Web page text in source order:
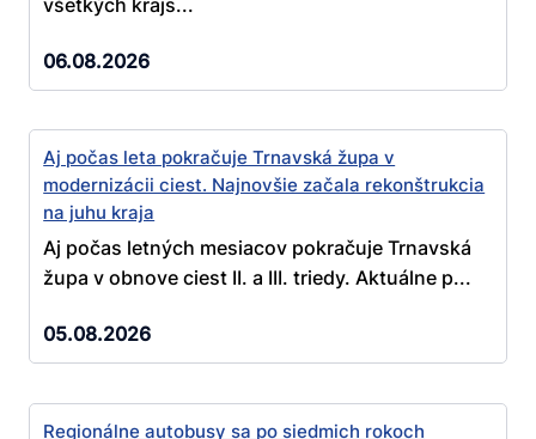
06.08.2026
Aj počas leta pokračuje Trnavská župa v
modernizácii ciest. Najnovšie začala rekonštrukcia
na juhu kraja
Aj počas letných mesiacov pokračuje Trnavská
župa v obnove ciest II. a III. triedy. Aktuálne p...
05.08.2026
Regionálne autobusy sa po siedmich rokoch